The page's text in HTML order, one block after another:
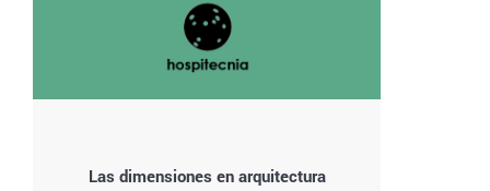
Las dimensiones en arquitectura